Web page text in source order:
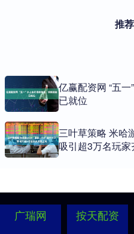
推
亿赢配资网 “五
已就位
三叶草策略 米哈
吸引超3万名玩
广瑞网 按天配资